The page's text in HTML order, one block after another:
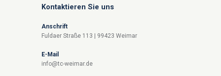
Kontaktieren Sie uns
Anschrift
Fuldaer Straße 113 | 99423 Weimar
E-Mail
info@tc-weimar.de